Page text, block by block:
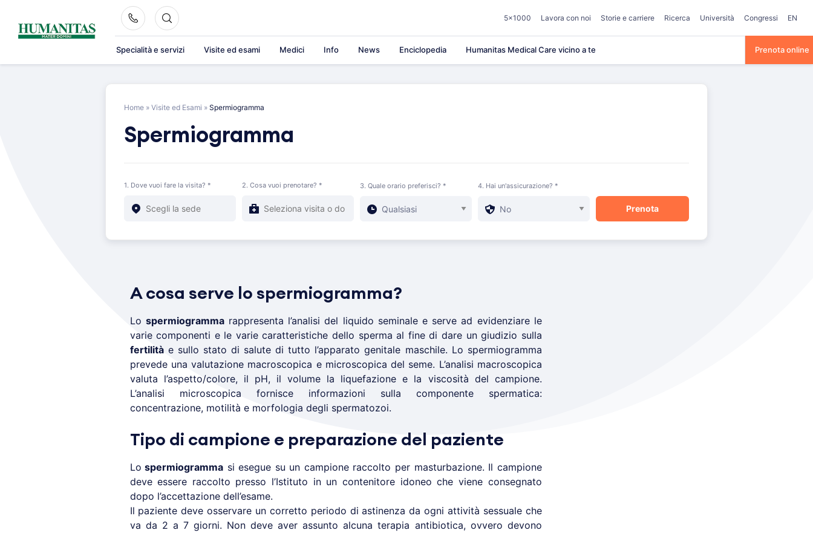
content
5×1000 Lavora con noi Storie e carriere Ricerca Università Congressi EN
Specialità e servizi Visite ed esami Medici Info News Enciclopedia Humanitas Medical Care vicino a te Prenota online
Home » Visite ed Esami » Spermiogramma
Spermiogramma
1. Dove vuoi fare la visita? * 2. Cosa vuoi prenotare? * 3. Quale orario preferisci? * 4. Hai un'assicurazione? *
A cosa serve lo spermiogramma?
Lo spermiogrammarappresenta l’analisi del liquido seminale e serve ad evidenziare le
varie componenti e le varie caratteristiche dello sperma al fine di dare un giudizio sulla
fertilitàe sullo stato di salute di tutto l’apparato genitale maschile. Lo spermiogramma
prevede una valutazione macroscopica e microscopica del seme. L’analisi macroscopica
valuta l’aspetto/colore, il pH, il volume la liquefazione e la viscosità del campione.
L’analisi microscopica fornisce informazioni sulla componente spermatica:
concentrazione, motilità e morfologia degli spermatozoi.
Tipo di campione e preparazione del paziente
Lo spermiogramma si esegue su un campione raccolto per masturbazione. Il campione
deve essere raccolto presso l’Istituto in un contenitore idoneo che viene consegnato
dopo l’accettazione dell’esame.
Il paziente deve osservare un corretto periodo di astinenza da ogni attività sessuale che
va da 2 a 7 giorni. Non deve aver assunto alcuna terapia antibiotica, ovvero devono